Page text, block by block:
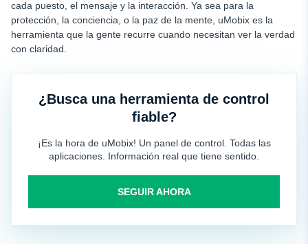
cada puesto, el mensaje y la interacción. Ya sea para la
protección, la conciencia, o la paz de la mente, uMobix es la
herramienta que la gente recurre cuando necesitan ver la verdad
con claridad.
¿Busca una herramienta de control
fiable?
¡Es la hora de uMobix! Un panel de control. Todas las
aplicaciones. Información real que tiene sentido.
SEGUIR AHORA
¿Por qué utilizar uMobix Social Media Spy?
En resumen